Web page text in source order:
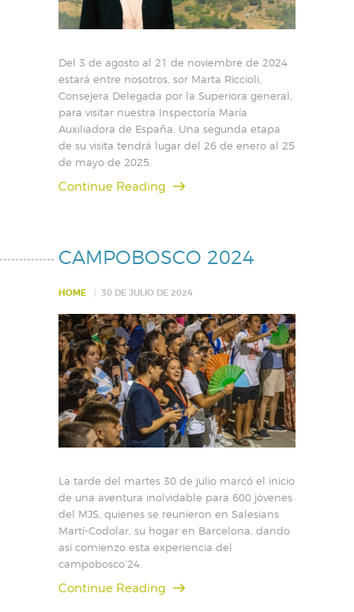
Del 3 de agosto al 21 de noviembre de 2024
estará entre nosotros, sor Marta Riccioli,
Consejera Delegada por la Superiora general,
para visitar nuestra Inspectoría María
Auxiliadora de España. Una segunda etapa
de su visita tendrá lugar del 26 de enero al 25
de mayo de 2025.
Continue Reading
CAMPOBOSCO 2024
HOME 30 DE JULIO DE 2024
La tarde del martes 30 de julio marcó el inicio
de una aventura inolvidable para 600 jóvenes
del MJS, quienes se reunieron en Salesians
Martí-Codolar, su hogar en Barcelona, dando
así comienzo esta experiencia del
campobosco’24.
Continue Reading